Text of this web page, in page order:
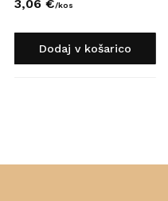
3,06 €/kos
Dodaj v košarico